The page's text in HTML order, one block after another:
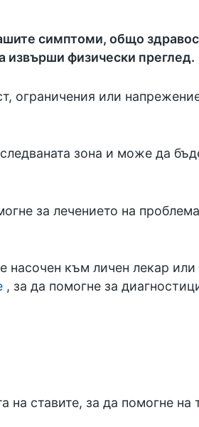
симптоми, общо
извърши физически преглед.
ограничения или
зона и може да
за лечението на
насочен към личен лекар или
, за да помогне за
на ставите, за да помогне на